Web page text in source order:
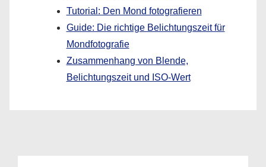
Tutorial: Den Mond fotografieren
Guide: Die richtige Belichtungszeit für
Mondfotografie
Zusammenhang von Blende,
Belichtungszeit und ISO-Wert